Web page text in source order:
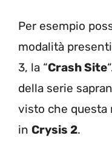
Per esempio
modalità
3, la “Crash Site
della serie
visto che questa
in Crysis 2.